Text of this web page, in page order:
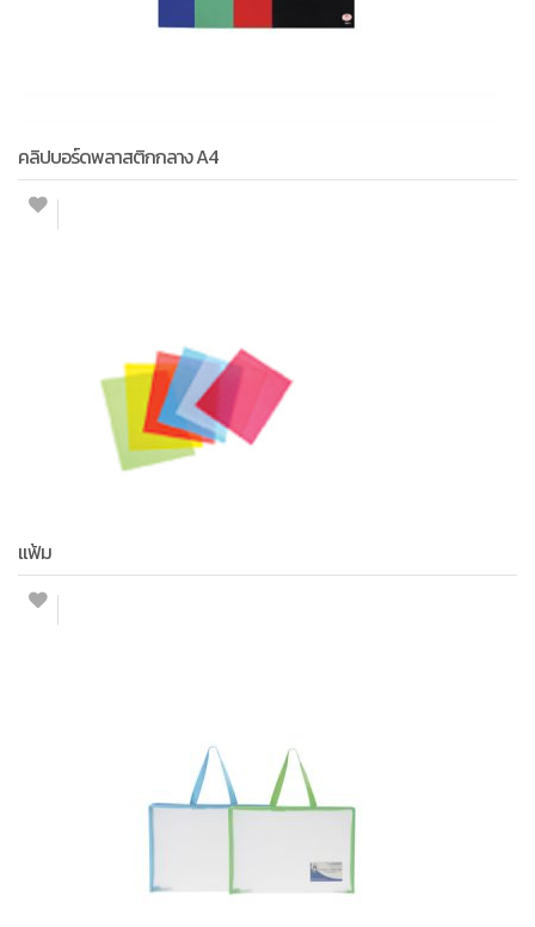
คลิปบอร์ดพลาสติกกลาง A4
แฟ้ม